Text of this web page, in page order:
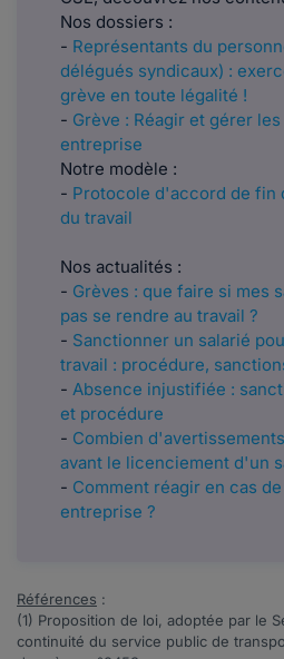
​​​Nos dossiers :
- Représentants du
délégués syndicaux) :
grève en toute légalité !
- Grève : Réagir et gérer
entreprise
Notre modèle :
- Protocole d'accord de fin
du travail
Nos actualités :
- Grèves : que faire si mes
pas se rendre au travail ?
- Sanctionner un salarié
travail : procédure,
- Absence injustifiée :
et procédure
- Combien
avant le licenciement d'un
- Comment réagir en cas
entreprise ?
Références :
(1) Proposition de loi, adoptée par le
continuité du service public de